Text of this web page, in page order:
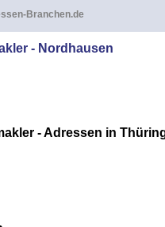
Branchen.de
- Nordhausen
- Adressen in